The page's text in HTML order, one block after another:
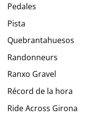
Pedales
Pista
Quebrantahuesos
Randonneurs
Ranxo Gravel
Récord de la hora
Ride Across Girona